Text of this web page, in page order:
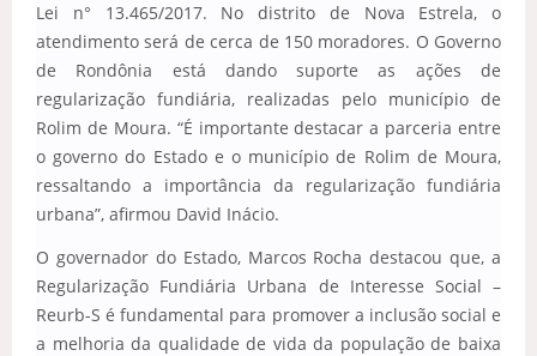
Lei n° 13.465/2017. No distrito de Nova Estrela, o
atendimento será de cerca de 150 moradores. O Governo
de Rondônia está dando suporte as ações de
regularização fundiária, realizadas pelo município de
Rolim de Moura. “É importante destacar a parceria entre
o governo do Estado e o município de Rolim de Moura,
ressaltando a importância da regularização fundiária
urbana”, afirmou David Inácio.
O governador do Estado, Marcos Rocha destacou que, a
Regularização Fundiária Urbana de Interesse Social –
Reurb-S é fundamental para promover a inclusão social e
a melhoria da qualidade de vida da população de baixa